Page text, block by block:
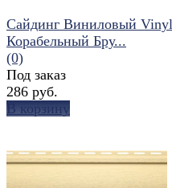
Сайдинг Виниловый
Корабельный Бру...
(0)
Под заказ
286 руб.
В корзину